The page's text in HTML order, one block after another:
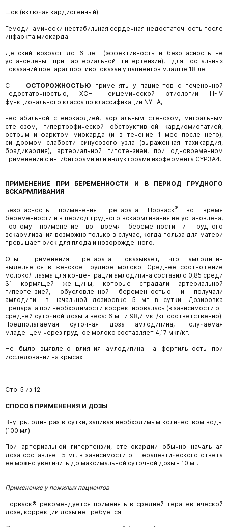
Шок (включая кардиогенный)
Гемодинамически нестабильная сердечная недостаточность после
инфаркта миокарда.
Детский возраст до 6 лет (эффективность и безопасность не
установлены при артериальной гипертензии), для остальных
показаний препарат противопоказан у пациентов младше 18 лет.
С ОСТОРОЖНОСТЬЮ применять у пациентов с печеночной
недостаточностью,
ХСН
неишемической этиологии III-IV
функционального класса по классификации NYHA,
нестабильной стенокардией, аортальным стенозом, митральным
стенозом, гипертрофической обструктивной кардиомиопатией,
острым инфарктом миокарда (и в течение 1 мес после него),
синдромом слабости синусового узла (выраженная тахикардия,
брадикардия), артериальной гипотензией, при одновременном
применении с ингибиторами или индукторами изофермента CYP3A4.
ПРИМЕНЕНИЕ ПРИ БЕРЕМЕННОСТИ И В ПЕРИОД ГРУДНОГО
ВСКАРМЛИВАНИЯ
Безопасность применения препарата Норваск®во время
беременности и в период грудного вскармливания не установлена,
поэтому применение во время беременности и грудного
вскармливания возможно только в случае, когда польза для матери
превышает риск для плода и новорожденного.
Опыт применения препарата показывает, что амлодипин
выделяется в женское грудное молоко. Среднее соотношение
молоко/плазма для концентрации амлодипина составило 0,85 среди
31 кормящей женщины, которые страдали артериальной
гипертензией, обусловленной беременностью и получали
амлодипин в начальной дозировке 5 мг в сутки. Дозировка
препарата при необходимости корректировалась (в зависимости от
средней суточной дозы и веса: 6 мг и 98,7 мкг/кг соответственно).
Предполагаемая суточная доза амлодипина, получаемая
младенцем через грудное молоко составляет 4,17 мкг/кг.
Не было выявлено влияния амлодипина на фертильность при
исследовании на крысах.
Стр. 5 из 12
СПОСОБ ПРИМЕНЕНИЯ И ДОЗЫ
Внутрь, один раз в сутки, запивая необходимым количеством воды
(100 мл).
При артериальной гипертензии, стенокардии обычно начальная
доза составляет 5 мг, в зависимости от терапевтического ответа
ее можно увеличить до максимальной суточной дозы - 10 мг.
Применение у пожилых пациентов
Норваск® рекомендуется применять в средней терапевтической
дозе, коррекции дозы не требуется.